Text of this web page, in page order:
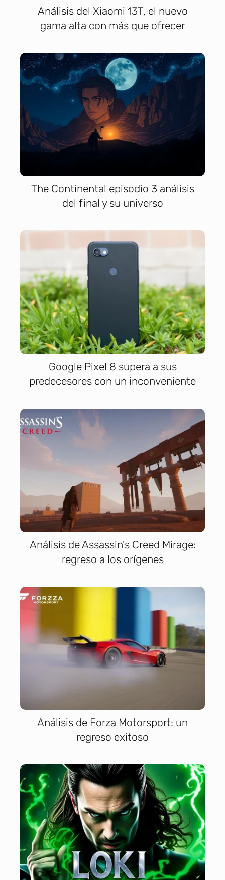
Análisis del Xiaomi 13T, el nuevo
gama alta con más que ofrecer
The Continental episodio 3 análisis
del final y su universo
Google Pixel 8 supera a sus
predecesores con un inconveniente
Análisis de Assassin's Creed Mirage:
regreso a los orígenes
Análisis de Forza Motorsport: un
regreso exitoso